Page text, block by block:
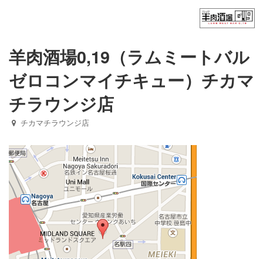
フード（ディナー）
フード（ランチ）
御茶ノ水ワテラス店
チカマチラウンジ店
お問い合わせ
NEWS
羊肉酒場0,19（ラムミートバル
ゼロコンマイチキュー）チカマ
チラウンジ店
チカマチラウンジ店